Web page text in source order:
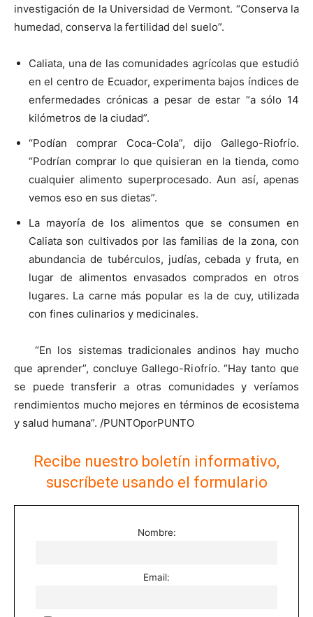
investigación de la Universidad de Vermont. “Conserva la
humedad, conserva la fertilidad del suelo”.
Caliata, una de las comunidades agrícolas que estudió
en el centro de Ecuador, experimenta bajos índices de
enfermedades crónicas a pesar de estar “a sólo 14
kilómetros de la ciudad”.
“Podían comprar Coca-Cola”, dijo Gallego-Riofrío.
“Podrían comprar lo que quisieran en la tienda, como
cualquier alimento superprocesado. Aun así, apenas
vemos eso en sus dietas”.
La mayoría de los alimentos que se consumen en
Caliata son cultivados por las familias de la zona, con
abundancia de tubérculos, judías, cebada y fruta, en
lugar de alimentos envasados comprados en otros
lugares. La carne más popular es la de cuy, utilizada
con fines culinarios y medicinales.
“En los sistemas tradicionales andinos hay mucho
que aprender”, concluye Gallego-Riofrío. “Hay tanto que
se puede transferir a otras comunidades y veríamos
rendimientos mucho mejores en términos de ecosistema
y salud humana”. /PUNTOporPUNTO
Recibe nuestro boletín informativo,
suscríbete usando el formulario
Nombre:
Email: